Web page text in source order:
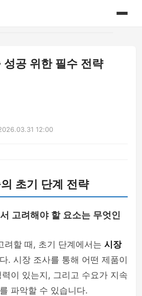
성공 위한 필수 전략
12:00
초기 단계 전략
고려해야 할 요소는 무엇인
려할 때, 초기 단계에서는 시장
. 시장 조사를 통해 어떤 제품이
이 있는지, 그리고 수요가 지속
파악할 수 있습니다.